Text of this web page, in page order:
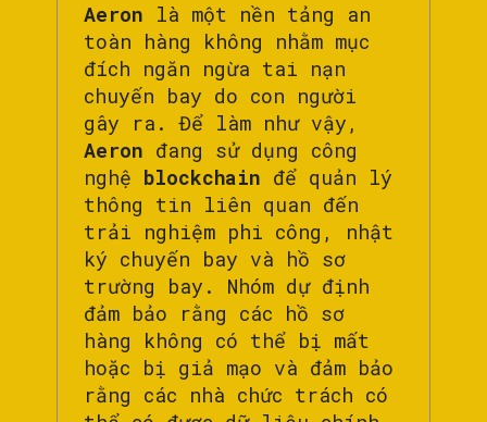
Aeron là một nền tảng an
toàn hàng không nhằm mục
đích ngăn ngừa tai nạn
chuyến bay do con người
gây ra. Để làm như vậy,
Aeron đang sử dụng công
nghệ blockchain để quản lý
thông tin liên quan đến
trải nghiệm phi công, nhật
ký chuyến bay và hồ sơ
trường bay. Nhóm dự định
đảm bảo rằng các hồ sơ
hàng không có thể bị mất
hoặc bị giả mạo và đảm bảo
rằng các nhà chức trách có